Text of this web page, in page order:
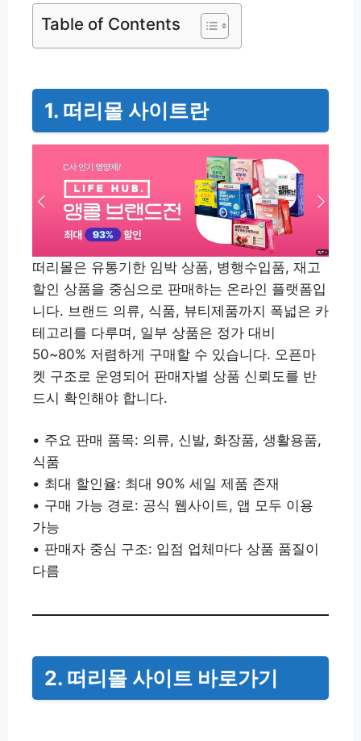
Table of Contents
1. 떠리몰 사이트란
떠리몰은 유통기한 임박 상품, 병행수입품, 재고
할인 상품을 중심으로 판매하는 온라인 플랫폼입
니다. 브랜드 의류, 식품, 뷰티제품까지 폭넓은 카
테고리를 다루며, 일부 상품은 정가 대비
50~80% 저렴하게 구매할 수 있습니다. 오픈마
켓 구조로 운영되어 판매자별 상품 신뢰도를 반
드시 확인해야 합니다.
• 주요 판매 품목: 의류, 신발, 화장품, 생활용품,
식품
• 최대 할인율: 최대 90% 세일 제품 존재
• 구매 가능 경로: 공식 웹사이트, 앱 모두 이용
가능
• 판매자 중심 구조: 입점 업체마다 상품 품질이
다름
2. 떠리몰 사이트 바로가기